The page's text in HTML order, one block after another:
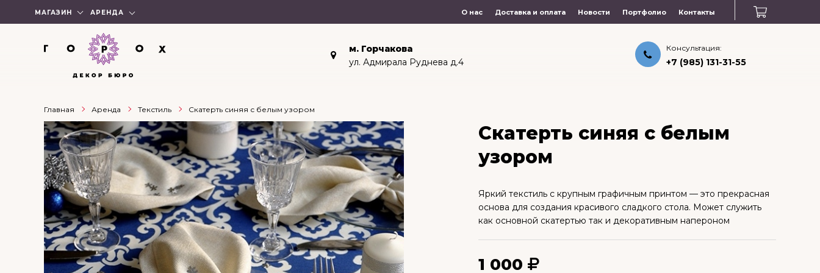
МАГАЗИН АРЕНДА О нас Доставка и оплата Новости Портфолио Контакты
м. Горчакова
ул. Адмирала Руднева д.4
Консультация:
+7 (985) 131-31-55
Главная Аренда Текстиль Скатерть синяя с белым узором
Скатерть синяя с белым
узором
Яркий текстиль с крупным графичным принтом — это прекрасная
основа для создания красивого сладкого стола. Может служить
как основной скатертью так и декоративным напероном
1 000